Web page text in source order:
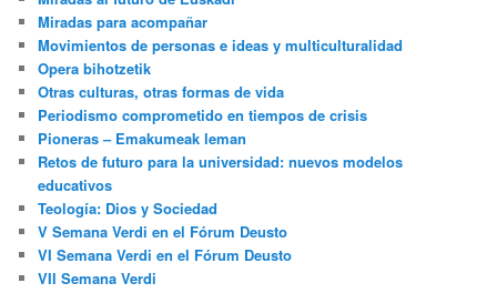
Miradas para acompañar
Movimientos de personas e ideas y multiculturalidad
Opera bihotzetik
Otras culturas, otras formas de vida
Periodismo comprometido en tiempos de crisis
Pioneras – Emakumeak leman
Retos de futuro para la universidad: nuevos modelos
educativos
Teología: Dios y Sociedad
V Semana Verdi en el Fórum Deusto
VI Semana Verdi en el Fórum Deusto
VII Semana Verdi